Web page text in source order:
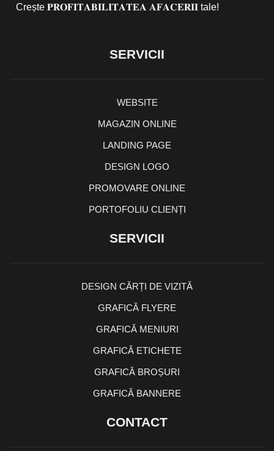
Crește 𝐏𝐑𝐎𝐅𝐈𝐓𝐀𝐁𝐈𝐋𝐈𝐓𝐀𝐓𝐄𝐀 𝐀𝐅𝐀𝐂𝐄𝐑𝐈𝐈 tale!
SERVICII
WEBSITE
MAGAZIN ONLINE
LANDING PAGE
DESIGN LOGO
PROMOVARE ONLINE
PORTOFOLIU CLIENȚI
SERVICII
DESIGN CĂRȚI DE VIZITĂ
GRAFICĂ FLYERE
GRAFICĂ MENIURI
GRAFICĂ ETICHETE
GRAFICĂ BROȘURI
GRAFICĂ BANNERE
CONTACT